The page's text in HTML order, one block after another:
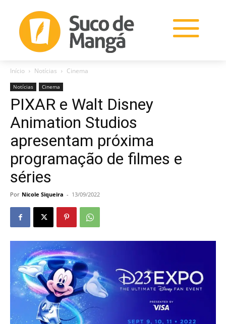
Início Notícias Cinema
Notícias Cinema
PIXAR e Walt Disney
Animation Studios
apresentam próxima
programação de filmes e
séries
Por Nicole Siqueira - 13/09/2022